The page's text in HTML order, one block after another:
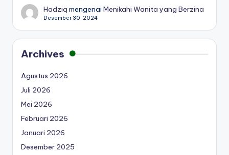
Hadziq mengenaiMenikahi Wanita yang Berzina
Desember 30, 2024
Archives
Agustus 2026
Juli 2026
Mei 2026
Februari 2026
Januari 2026
Desember 2025